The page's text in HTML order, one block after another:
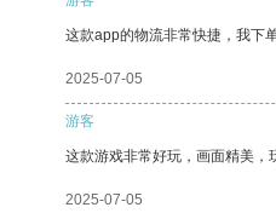
这款app的物流非常快捷，我下
2025-07-05
游客
这款游戏非常好玩，画面精美，
2025-07-05